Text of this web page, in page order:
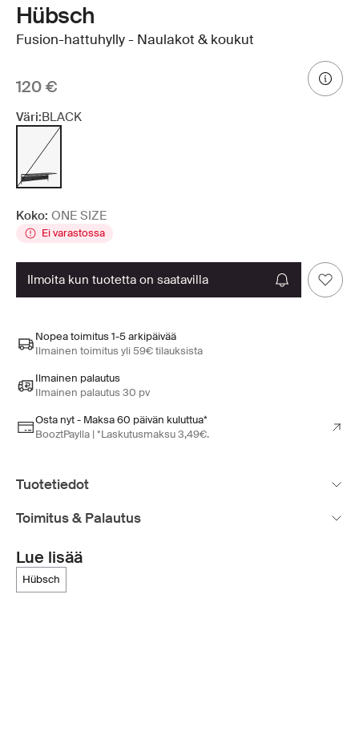
Hübsch
Fusion-hattuhylly - Naulakot & koukut
120 €
Väri:BLACK
Koko: ONE SIZE
Ei varastossa
ilmoita kun tuotetta on saatavilla
Nopea toimitus 1-5 arkipäivää
Ilmainen toimitus yli 59€ tilauksista
Ilmainen palautus
Ilmainen palautus 30 pv
Osta nyt - Maksa 60 päivän kuluttua*
BooztPaylla | *Laskutusmaksu 3,49€.
Tuotetiedot
Toimitus & Palautus
Lue lisää
hübsch